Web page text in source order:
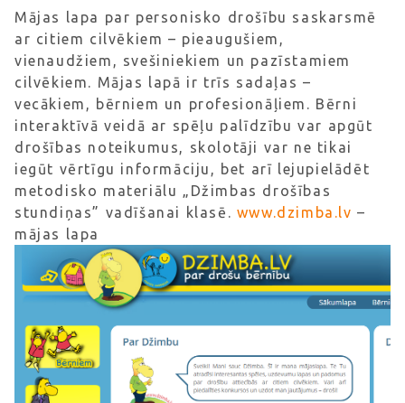
Mājas lapa par personisko drošību saskarsmē
ar citiem cilvēkiem – pieaugušiem,
vienaudžiem, svešiniekiem un pazīstamiem
cilvēkiem. Mājas lapā ir trīs sadaļas –
vecākiem, bērniem un profesionāļiem. Bērni
interaktīvā veidā ar spēļu palīdzību var apgūt
drošības noteikumus, skolotāji var ne tikai
iegūt vērtīgu informāciju, bet arī lejupielādēt
metodisko materiālu „Džimbas drošības
stundiņas” vadīšanai klasē. www.dzimba.lv –
mājas lapa